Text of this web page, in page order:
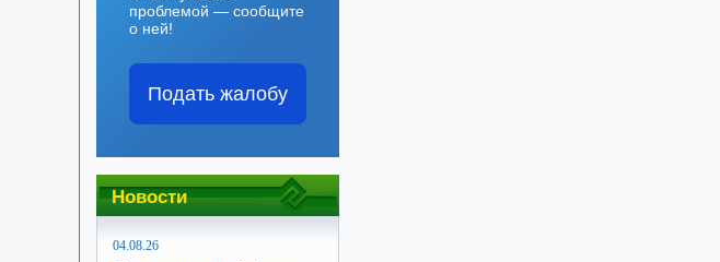
проблемой — сообщите
о ней!
Подать жалобу
Новости
04.08.26